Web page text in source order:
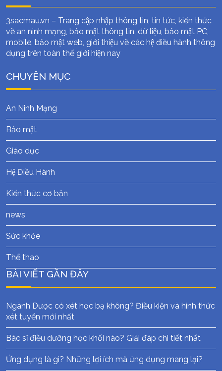
3sacmau.vn – Trang cập nhập thông tin, tin tức, kiến thức
về an ninh mạng, bảo mật thông tin, dữ liệu, bảo mật PC,
mobile, bảo mật web, giới thiệu về các hệ điều hành thông
dụng trên toàn thế giới hiện nay
CHUYÊN MỤC
An Ninh Mạng
Bảo mật
Giáo dục
Hệ Điều Hành
Kiến thức cơ bản
news
Sức khỏe
Thể thao
BÀI VIẾT GẦN ĐÂY
Ngành Dược có xét học bạ không? Điều kiện và hình thức
xét tuyển mới nhất
Bác sĩ điều dưỡng học khối nào? Giải đáp chi tiết nhất
Ứng dụng là gì? Những lợi ích mà ứng dụng mang lại?